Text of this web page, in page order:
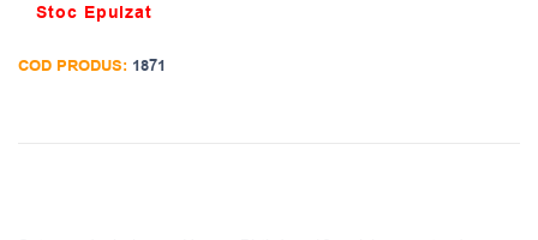
Stoc Epuizat
COD PRODUS: 1871